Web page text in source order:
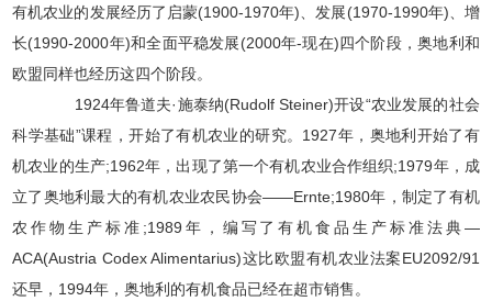
有机农业的发展经历了启蒙(1900-1970年)、发展(1970-1990年)、增
长(1990-2000年)和全面平稳发展(2000年-现在)四个阶段，奥地利和
欧盟同样也经历这四个阶段。
1924年鲁道夫·施泰纳(Rudolf Steiner)开设“农业发展的社会
科学基础”课程，开始了有机农业的研究。1927年，奥地利开始了有
机农业的生产;1962年，出现了第一个有机农业合作组织;1979年，成
立了奥地利最大的有机农业农民协会——Ernte;1980年，制定了有机
农作物生产标准;1989年，编写了有机食品生产标准法典—
ACA(Austria Codex Alimentarius)这比欧盟有机农业法案EU2092/91
还早，1994年，奥地利的有机食品已经在超市销售。